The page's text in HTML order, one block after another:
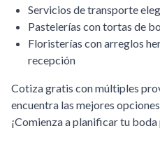
Servicios de transporte
Pastelerías con tortas de
Floristerías con arreglos
recepción
Cotiza gratis con múltiples
encuentra las mejores
¡Comienza a planificar tu